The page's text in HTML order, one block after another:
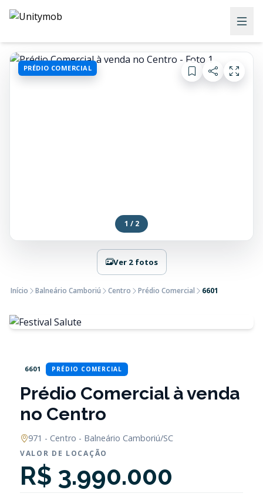
PRÉDIO COMERCIAL
1 / 2
Ver 2 fotos
Início Balneário Camboriú Centro Prédio Comercial 6601
6601 PRÉDIO COMERCIAL
Prédio Comercial à venda
no Centro
971 - Centro - Balneário Camboriú/SC
VALOR DE LOCAÇÃO
R$ 3.990.000